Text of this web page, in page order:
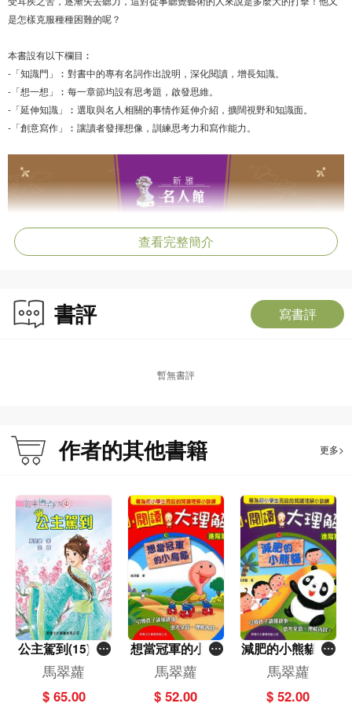
是怎樣克服種種困難的呢？
本書設有以下欄目︰
-「知識門」︰對書中的專有名詞作出說明，深化閱讀，增長知識。
-「想一想」︰每一章節均設有思考題，啟發思維。
-「延伸知識」︰選取與名人相關的事情作延伸介紹，擴闊視野和知識面。
-「創意寫作」︰讓讀者發揮想像，訓練思考力和寫作能力。
查看完整簡介
書評 寫書評
暫無書評
作者的其他書籍 更多>
公主駕到(15)[公
主傳奇]
馬翠蘿
$ 65.00
想當冠軍的小烏
龜[小閱讀大理
解‧進階篇]
馬翠蘿
$ 52.00
減肥的小熊貓[小
閱讀大理解‧進階
篇]
馬翠蘿
$ 52.00